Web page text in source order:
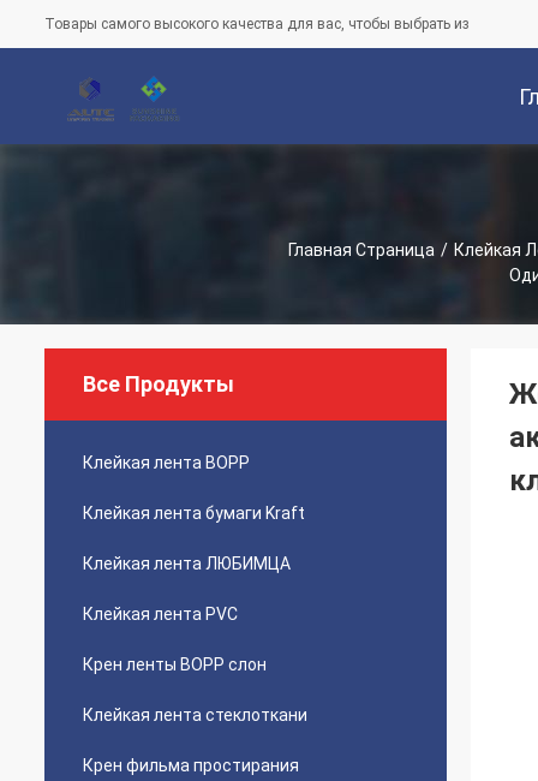
Товары самого высокого качества для вас, чтобы выбрать из
Главная Страница / Клейкая
Все Продукты
Клейкая лента BOPP
Клейкая лента бумаги Kraft
Клейкая лента ЛЮБИМЦА
Клейкая лента PVC
Крен ленты BOPP слон
Клейкая лента стеклоткани
Крен фильма простирания